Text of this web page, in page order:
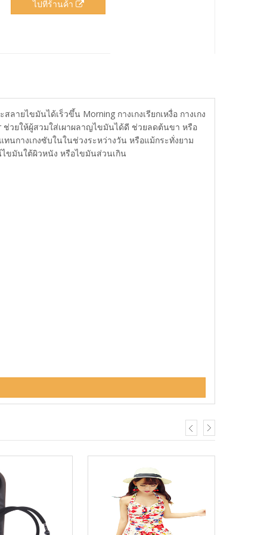
ไปที่ร้านค้า
ายไขมันได้เร็วขึ้น Morning กางเกงเรียกเหงื่อ กางเกง
ช่วยให้ผู้สวมใส่เผาผลาญไขมันได้ดี ช่วยลดต้นขา หรือ
นกางเกงซับในในช่วงระหว่างวัน หรือแม้กระทั่งยาม
ขมันใต้ผิวหนัง หรือไขมันส่วนเกิน